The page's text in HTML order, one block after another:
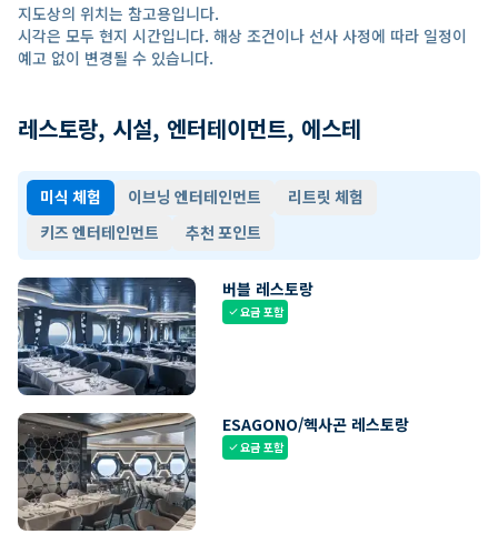
지도상의 위치는 참고용입니다.
시각은 모두 현지 시간입니다. 해상 조건이나 선사 사정에 따라 일정이
예고 없이 변경될 수 있습니다.
레스토랑, 시설, 엔터테이먼트, 에스테
미식 체험 이브닝 엔터테인먼트
리트릿 체험
키즈 엔터테인먼트
추천 포인트
버블 레스토랑
check요금 포함
ESAGONO/헥사곤 레스토랑
check요금 포함